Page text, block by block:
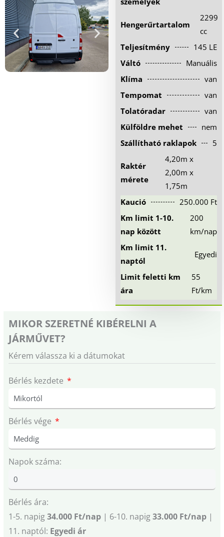
Hűtőautó bérlés
Feltételek
Szolgáltatások
Gy.i.k.
Kapcsolat
Hengerűrtartalom
2299
cc
Teljesítmény
145 LE
Váltó
Manuális
Klíma
van
Tempomat
van
Tolatóradar
van
Külföldre mehet
nem
Szállítható raklapok
5
Raktér
mérete
4,20m x
2,00m x
1,75m
Kaució
250.000 Ft
Km limit 1-10.
nap között
200
km/nap
Km limit 11.
naptól
Egyedi
Limit feletti km
ára
55
Ft/km
MIKOR SZERETNÉ KIBÉRELNI A
JÁRMŰVET?
Kérem válassza ki a dátumokat
Bérlés kezdete
Bérlés vége
Napok száma:
Bérlés ára:
1-5. napig34.000 Ft/nap | 6-10. napig33.000 Ft/nap |
11. naptól: Egyedi ár